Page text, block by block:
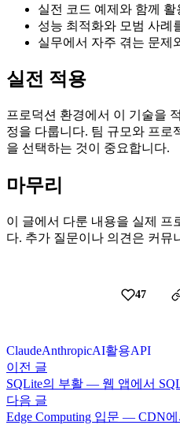
실전 코드 예제와 함께
성능 최적화와 모범 사례
실무에서 자주 겪는 문제
실전 적용
프로덕션 환경에서 이 기술을
정을 다룹니다. 팀 규모와 프로
을 선택하는 것이 중요합니다.
마무리
이 글에서 다룬 내용을 실제 프
다. 추가 질문이나 의견은 커뮤
47
ClaudeAnthropicAI활용API
이전 글
SQLite의 부활 — 웹 앱에서
다음 글
Edge Computing 입문 — CDN